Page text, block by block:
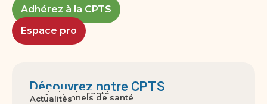
Adhérez à la CPTS
Espace pro
Découvrez notre CPTS
A propos
Territoire de santé
Gouvernance
Usagers
Professionnels de santé
Actualités